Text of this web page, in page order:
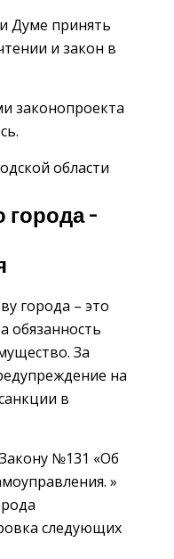
Думе принять
и закон в
законопроекта
области
города –
города – это
обязанность
За
на
в
№131 «Об
»
следующих